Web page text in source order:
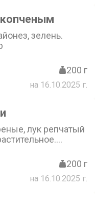
зелень.
200 г
на 16.10.2025 г.
лук репчатый
200 г
на 16.10.2025 г.